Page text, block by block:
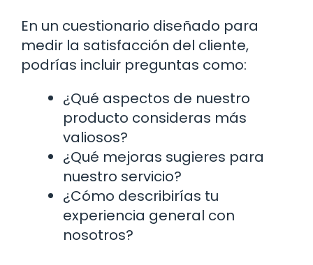
En un cuestionario diseñado para
medir la satisfacción del cliente,
podrías incluir preguntas como:
¿Qué aspectos de nuestro
producto consideras más
valiosos?
¿Qué mejoras sugieres para
nuestro servicio?
¿Cómo describirías tu
experiencia general con
nosotros?